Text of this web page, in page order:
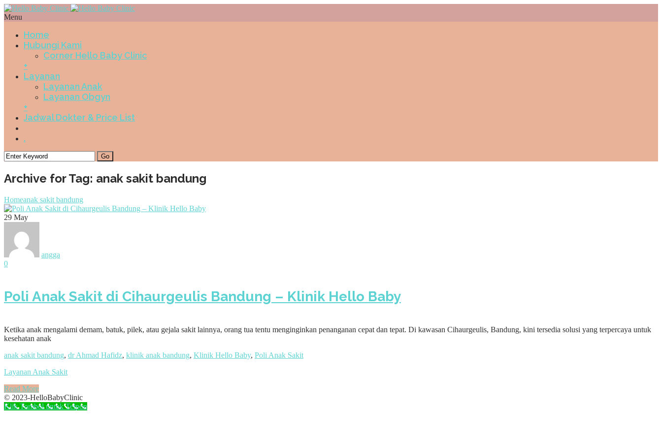
Menu
Home
Hubungi Kami
Corner Hello Baby Clinic
+
Layanan
Layanan Anak
Layanan Obgyn
+
Jadwal Dokter & Price List
.
Archive for Tag: anak sakit bandung
Homeanak sakit bandung
29 May
angga
0
Poli Anak Sakit di Cihaurgeulis Bandung – Klinik Hello Baby
Ketika anak mengalami demam, batuk, pilek, atau gejala sakit lainnya, orang tua tentu menginginkan penanganan cepat dan tepat. Di kawasan Cihaurgeulis, Bandung, kini tersedia solusi yang terpercaya untuk
kesehatan anak
anak sakit bandung, dr Ahmad Hafidz, klinik anak bandung, Klinik Hello Baby, Poli Anak Sakit
Layanan Anak Sakit
Read More
© 2023-HelloBabyClinic
Klik Tombol untuk Telpon